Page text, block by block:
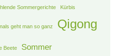
Sommergerichte Kürbis
geht man so ganz Qigong
Beete Sommer